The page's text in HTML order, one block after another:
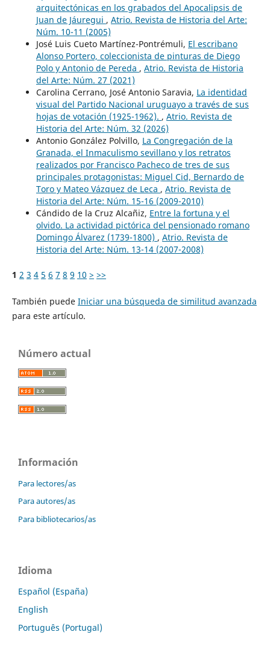
arquitectónicas en los grabados del Apocalipsis de
Juan de Jáuregui , Atrio. Revista de Historia del Arte:
Núm. 10-11 (2005)
José Luis Cueto Martínez-Pontrémuli, El escribano
Alonso Portero, coleccionista de pinturas de Diego
Polo y Antonio de Pereda , Atrio. Revista de Historia
del Arte: Núm. 27 (2021)
Carolina Cerrano, José Antonio Saravia, La identidad
visual del Partido Nacional uruguayo a través de sus
hojas de votación (1925-1962). , Atrio. Revista de
Historia del Arte: Núm. 32 (2026)
Antonio González Polvillo, La Congregación de la
Granada, el Inmaculismo sevillano y los retratos
realizados por Francisco Pacheco de tres de sus
principales protagonistas: Miguel Cid, Bernardo de
Toro y Mateo Vázquez de Leca , Atrio. Revista de
Historia del Arte: Núm. 15-16 (2009-2010)
Cándido de la Cruz Alcañiz, Entre la fortuna y el
olvido. La actividad pictórica del pensionado romano
Domingo Álvarez (1739-1800) , Atrio. Revista de
Historia del Arte: Núm. 13-14 (2007-2008)
1 2 3 4 5 6 7 8 9 10 > >>
También puede Iniciar una búsqueda de similitud avanzada
para este artículo.
Número actual
Información
Para lectores/as
Para autores/as
Para bibliotecarios/as
Idioma
Español (España)
English
Português (Portugal)